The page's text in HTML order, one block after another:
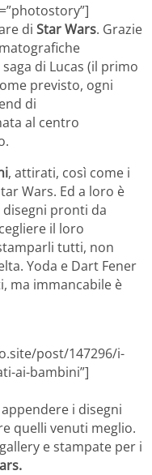
di Star Wars. Grazie
di Lucas (il primo
previsto, ogni
di
al centro
, attirati, così come i
Wars. Ed a loro è
disegni pronti da
il loro
tutti, non
Yoda e Dart Fener
ma immancabile è
post/147296/i-
ai-bambini”]
i disegni
quelli venuti meglio.
e stampate per i